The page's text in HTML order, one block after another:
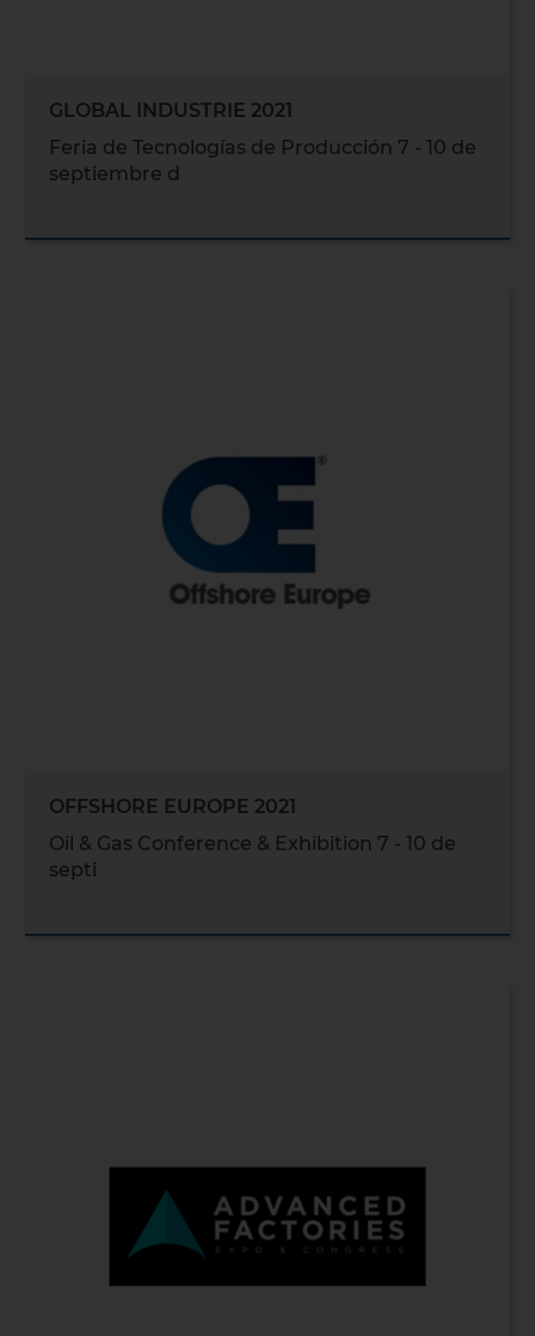
GLOBAL INDUSTRIE 2021
Feria de Tecnologías de Producción 7 - 10 de
septiembre d
OFFSHORE EUROPE 2021
Oil & Gas Conference & Exhibition 7 - 10 de
septi